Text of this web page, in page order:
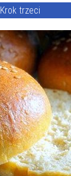
Krok trzeci